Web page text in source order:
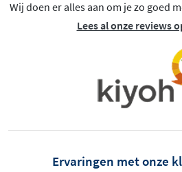
Wij doen er alles aan om je zo goed
Lees al onze reviews
Ervaringen met onze